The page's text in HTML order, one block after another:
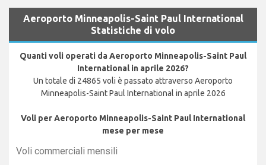
Aeroporto Minneapolis-Saint Paul International
Statistiche di volo
Quanti voli operati da Aeroporto Minneapolis-Saint Paul
International in aprile 2026?
Un totale di 24865 voli è passato attraverso Aeroporto
Minneapolis-Saint Paul International in aprile 2026
Voli per Aeroporto Minneapolis-Saint Paul International
mese per mese
Voli commerciali mensili